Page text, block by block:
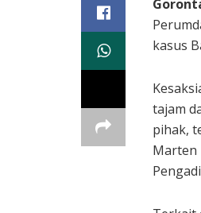
kasus
tajam
pihak,
Marten